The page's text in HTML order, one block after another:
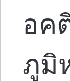
อค
ภูมิ